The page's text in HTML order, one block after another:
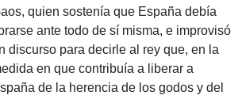
quien sostenía que España debía
ante todo de sí misma, e improvisó
discurso para decirle al rey que, en la
en que contribuía a liberar a
de la herencia de los godos y del